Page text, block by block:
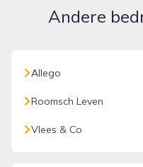
Andere
Allego
Roomsch Leven
Vlees & Co